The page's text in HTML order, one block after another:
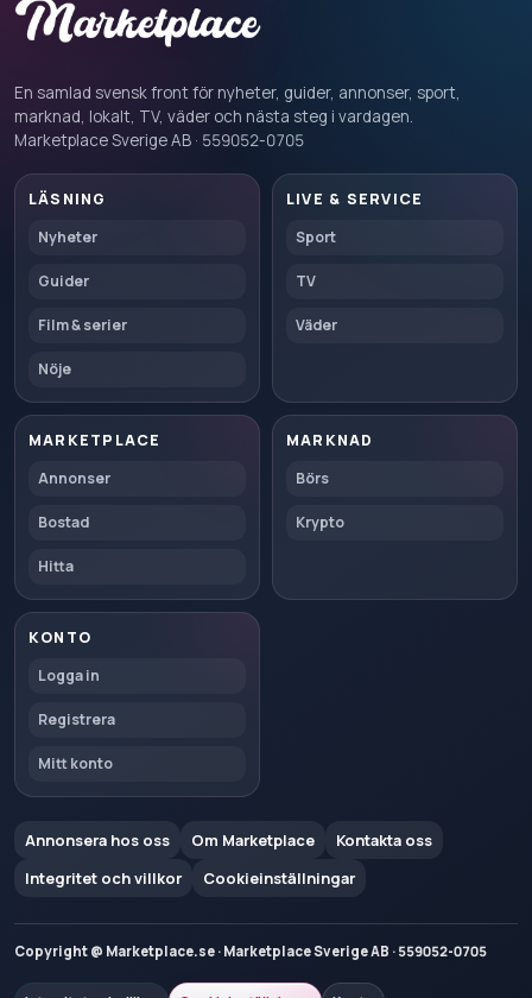
En samlad svensk front för nyheter, guider, annonser, sport,
marknad, lokalt, TV, väder och nästa steg i vardagen.
Marketplace Sverige AB · 559052-0705
LÄSNING
Nyheter
Guider
Film & serier
Nöje
LIVE & SERVICE
Sport
TV
Väder
MARKETPLACE
Annonser
Bostad
Hitta
MARKNAD
Börs
Krypto
KONTO
Logga in
Registrera
Mitt konto
Annonsera hos oss Om Marketplace
Kontakta oss
Integritet och villkor
Cookieinställningar
Copyright @ Marketplace.se · Marketplace Sverige AB · 559052-0705